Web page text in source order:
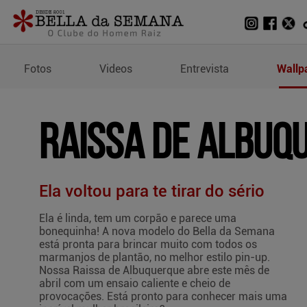
Wallpapers de Raissa de
Fotos Videos Entrevista
Raissa de
Ela voltou para te tirar do sério
Ela é linda, tem um corpão e parece uma
bonequinha! A nova modelo do Bella da Semana
está pronta para brincar muito com todos os
marmanjos de plantão, no melhor estilo pin-up.
Nossa Raissa de Albuquerque abre este mês de
abril com um ensaio caliente e cheio de
provocações. Está pronto para conhecer mais uma